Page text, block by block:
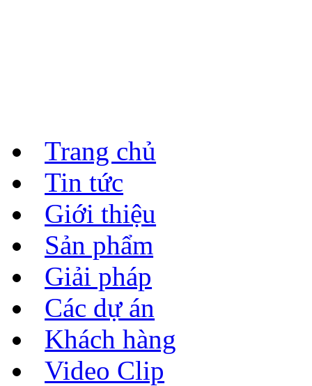
Trang chủ
Tin tức
Giới thiệu
Sản phẩm
Giải pháp
Các dự án
Khách hàng
Video Clip